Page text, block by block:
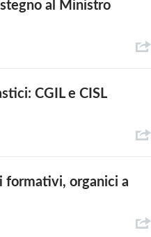
al Ministro
CGIL e CISL
formativi, organici a